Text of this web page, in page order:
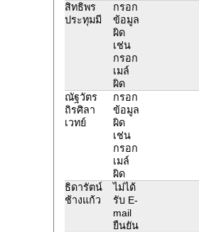
สิทธิพร
ประทุมมี
กรอก
ข้อมูล
ผิด
เช่น
กรอก
เมล์
ผิด
ณัฐวัตร
ถิรศิลา
เวทย์
กรอก
ข้อมูล
ผิด
เช่น
กรอก
เมล์
ผิด
ธิดารัตน์
ช้างแก้ว
ไม่ได้
รับ E-
mail
ยืนยัน